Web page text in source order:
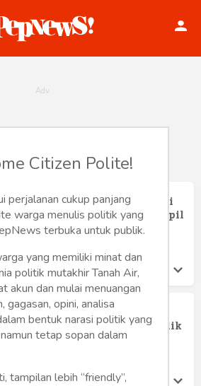
Penimbunan BBM Meledak di
Milik Oknum TNI, Polisi dan Sipil
Penimbunan BBM Terbakar
di Sukabumi Balam Diduga Milik
Brimob A
Citizen Polite!
perjalanan cukup panjang
warga menulis politik yang
terbuka untuk publik.
yang memiliki minat dan
politik mutakhir Tanah Air,
akun dan mulai menuangan
gagasan, opini, analisa
bentuk narasi politik yang
tetap sopan dalam
tampilan lebih “friendly”,